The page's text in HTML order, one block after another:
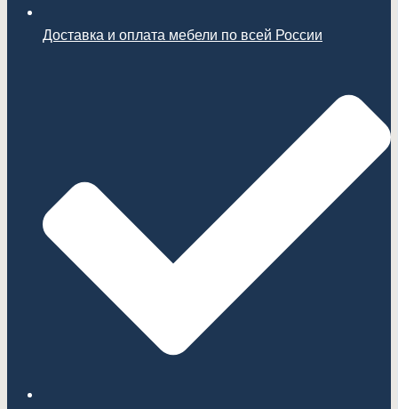
Доставка и оплата мебели по всей России